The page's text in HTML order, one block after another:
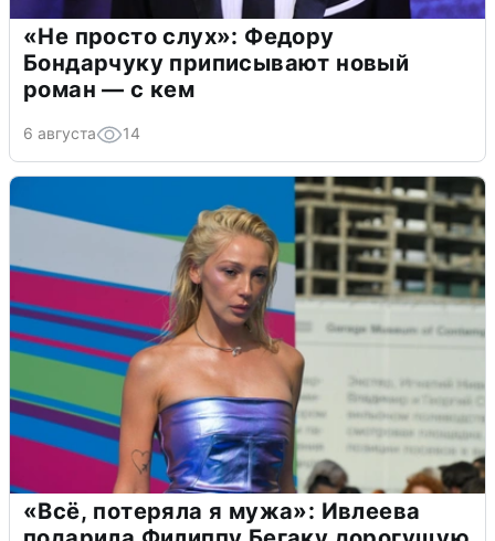
«Не просто слух»: Федору
Бондарчуку приписывают новый
роман — с кем
6 августа 14
«Всё, потеряла я мужа»: Ивлеева